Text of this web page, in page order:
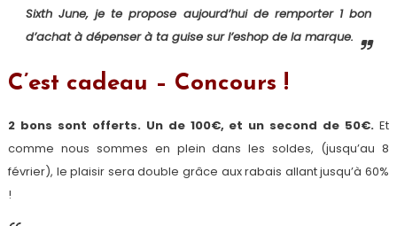
Sixth June, je te propose aujourd’hui de remporter 1 bon
d’achat à dépenser à ta guise sur l’eshop de la marque.
C’est cadeau – Concours !
2 bons sont offerts. Un de 100€, et un second de 50€. Et
comme nous sommes en plein dans les soldes, (jusqu’au 8
février), le plaisir sera double grâce aux rabais allant jusqu’à 60%
!